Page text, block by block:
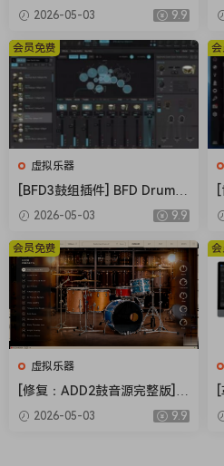
装] AIR Music Technology In
struments Bundle 2025-R2
R [WiN]（5.92GB）
2026-05-03 9.9
虚拟乐器
[BFD3鼓组插件] BFD Drums
BFD3 v3.5.0.49-R2R [WiN]
2026-05-03 9.9
会员免费 会
虚拟乐器
[修复：ADD2鼓音源完整版] X
LN Audio Addictive Drums 2
Complete v2.9.0.4 FIXED ON
2026-05-03 9.9
会员免费 会